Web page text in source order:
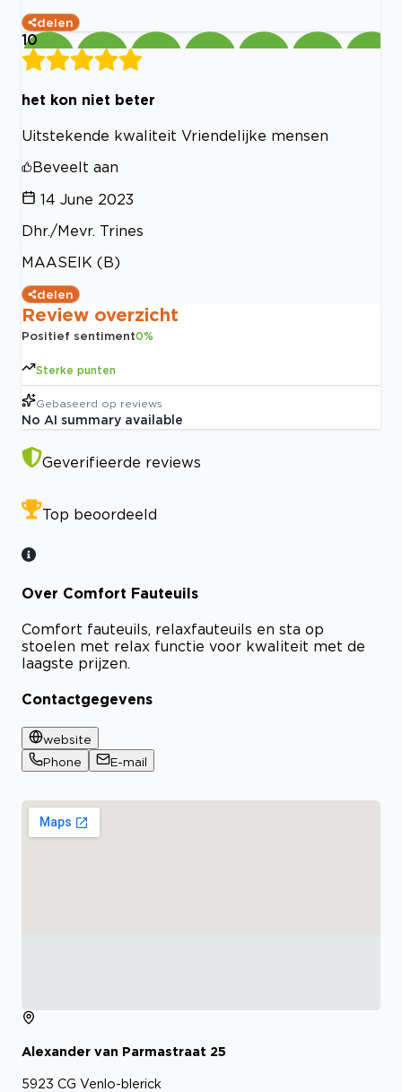
delen
10
het kon niet beter
Uitstekende kwaliteit Vriendelijke mensen
Beveelt aan
14 June 2023
Dhr./Mevr. Trines
MAASEIK (B)
delen
Review overzicht
Positief sentiment0%
Sterke punten
Gebaseerd op reviews
No AI summary available
Geverifieerde reviews
Top beoordeeld
Over Comfort Fauteuils
Comfort fauteuils, relaxfauteuils en sta op
stoelen met relax functie voor kwaliteit met de
laagste prijzen.
Contactgegevens
website
Phone
E-mail
Alexander van Parmastraat 25
5923 CG Venlo-blerick